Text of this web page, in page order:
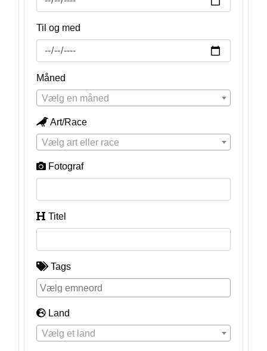
Til og med
Måned
Vælg en måned
Art/Race
Vælg art eller race
Fotograf
Titel
Tags
Land
Vælg et land